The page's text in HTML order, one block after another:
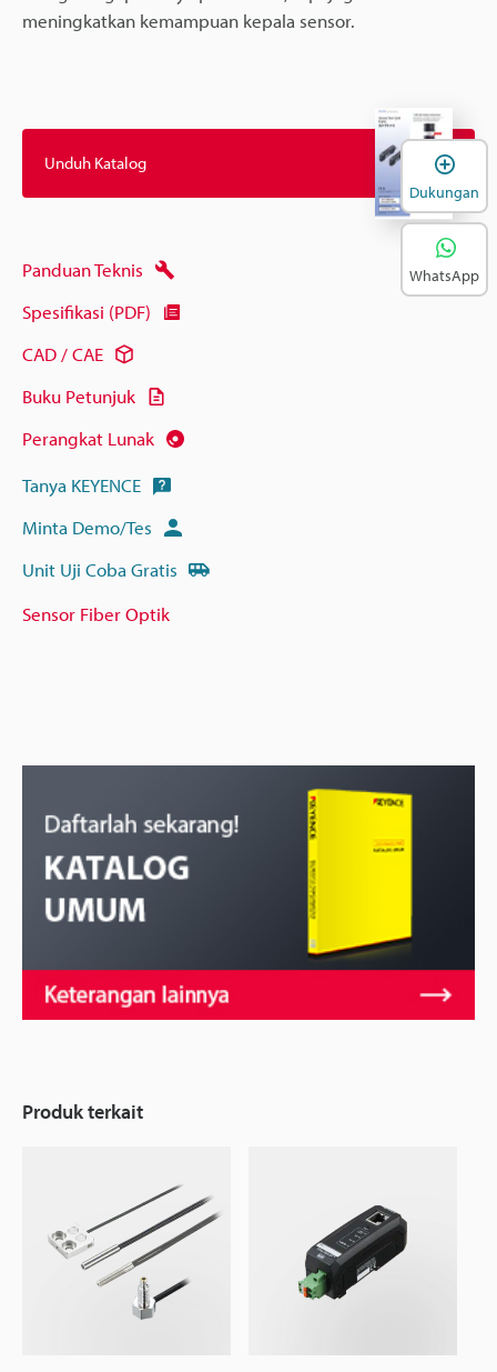
meningkatkan kemampuan kepala sensor.
Unduh Katalog
Panduan Teknis
Spesifikasi (PDF)
CAD / CAE
Buku Petunjuk
Perangkat Lunak
Tanya KEYENCE
Minta Demo/Tes
Unit Uji Coba Gratis
Sensor Fiber Optik
Produk terkait
Dukungan
WhatsApp